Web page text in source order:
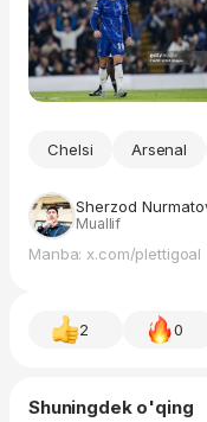
Chelsi Arsenal
Sherzod
Muallif
Manba: x.com/plettigoal
2 0
Shuningdek o'qing